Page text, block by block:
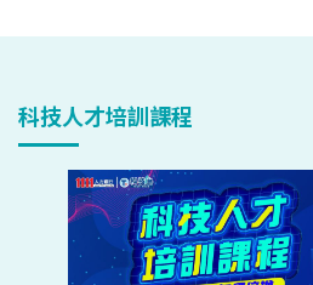
科技人才培訓課程